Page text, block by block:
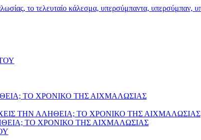
ΤΟ ΧΡΟΝΙΚΟ ΤΗΣ ΑΙΧΜΑΛΩΣΙΑΣ
ΤΗΝ ΑΛΗΘΕΙΑ; ΤΟ ΧΡΟΝΙΚΟ ΤΗΣ ΑΙΧΜΑΛΩΣΙΑΣ
ΤΟ ΧΡΟΝΙΚΟ ΤΗΣ ΑΙΧΜΑΛΩΣΙΑΣ